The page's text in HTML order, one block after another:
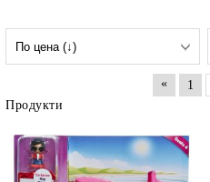
« 1
Продукти